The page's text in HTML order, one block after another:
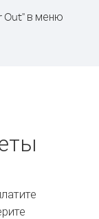
Out" в меню